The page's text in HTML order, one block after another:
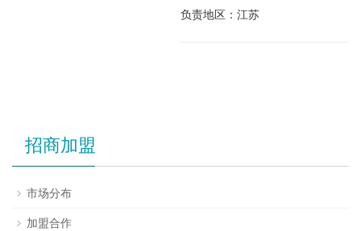
负责地区：江苏
招商加盟
市场分布
加盟合作